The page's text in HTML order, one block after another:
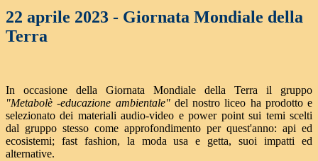
22 aprile 2023 - Giornata Mondiale della
Terra
In occasione della Giornata Mondiale della Terra il gruppo
"Metabolè -educazione ambientale" del nostro liceo ha prodotto e
selezionato dei materiali audio-video e power point sui temi scelti
dal gruppo stesso come approfondimento per quest'anno: api ed
ecosistemi; fast fashion, la moda usa e getta, suoi impatti ed
alternative.